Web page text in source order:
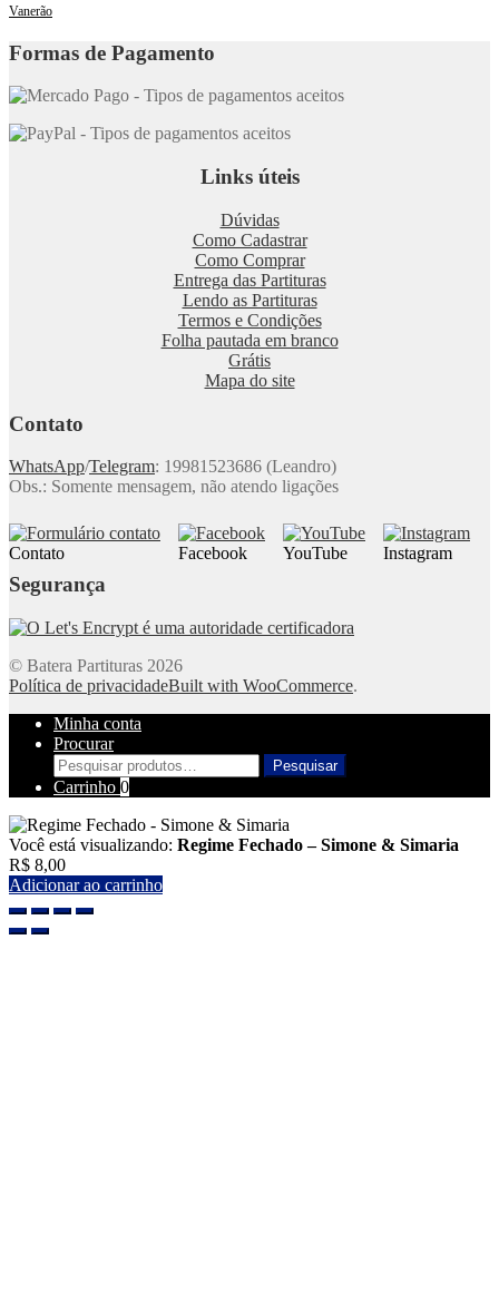
Vanerão
Formas de Pagamento
Links úteis
Dúvidas
Como Cadastrar
Como Comprar
Entrega das Partituras
Lendo as Partituras
Termos e Condições
Folha pautada em branco
Grátis
Mapa do site
Contato
WhatsApp/Telegram: 19981523686 (Leandro)
Obs.: Somente mensagem, não atendo ligações
Contato Facebook YouTube Instagram
Segurança
© Batera Partituras 2026
Política de privacidadeBuilt with WooCommerce.
Minha conta
Procurar
Pesquisar
por:
Pesquisar
Carrinho 0
Você está visualizando: Regime Fechado – Simone & Simaria
R$ 8,00
Adicionar ao carrinho